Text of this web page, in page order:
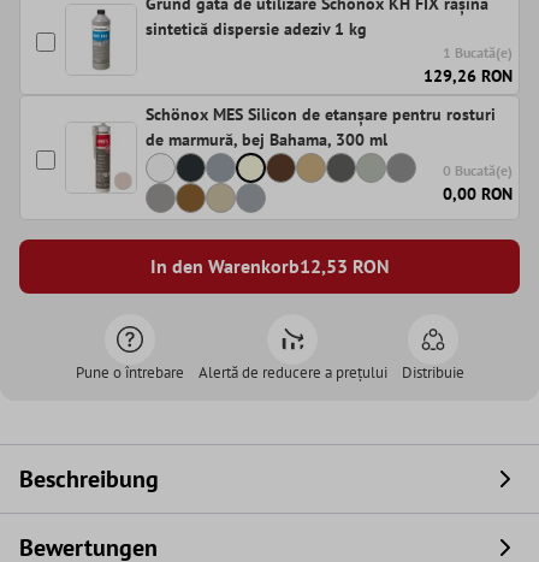
sintetică dispersie adeziv 1 kg
1 Bucată(e)
129,26 RON
Schönox MES Silicon de etanșare pentru rosturi
de marmură, bej Bahama, 300 ml
0 Bucată(e)
0,00 RON
In den Warenkorb12,53 RON
Pune o întrebare Alertă de reducere a prețului Distribuie
Beschreibung
Bewertungen